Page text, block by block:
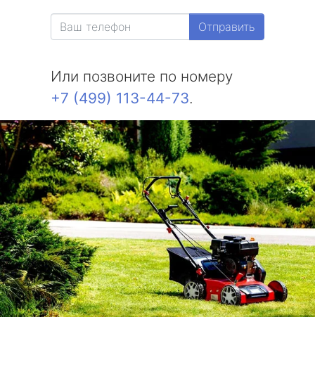
Отправить
Или позвоните по номеру
+7 (499) 113-44-73.